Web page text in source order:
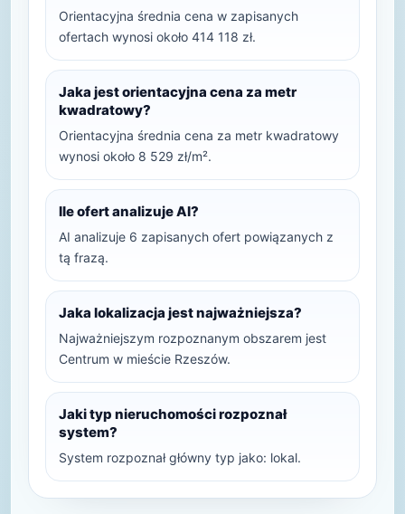
Orientacyjna średnia cena w zapisanych
ofertach wynosi około 414 118 zł.
Jaka jest orientacyjna cena za metr
kwadratowy?
Orientacyjna średnia cena za metr kwadratowy
wynosi około 8 529 zł/m².
Ile ofert analizuje AI?
AI analizuje 6 zapisanych ofert powiązanych z
tą frazą.
Jaka lokalizacja jest najważniejsza?
Najważniejszym rozpoznanym obszarem jest
Centrum w mieście Rzeszów.
Jaki typ nieruchomości rozpoznał
system?
System rozpoznał główny typ jako: lokal.